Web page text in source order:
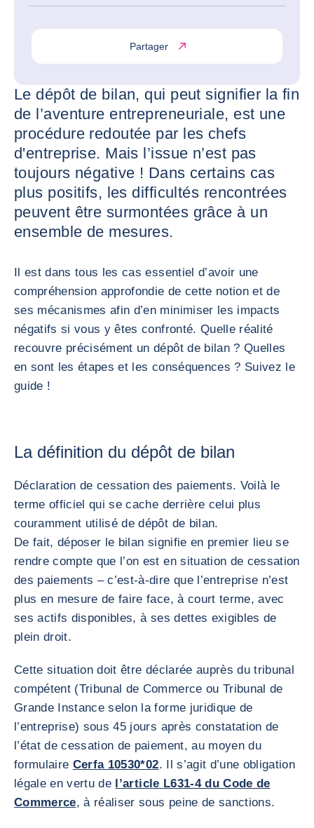
Partager
Le dépôt de bilan, qui peut signifier la fin
de l’aventure entrepreneuriale, est une
procédure redoutée par les chefs
d'entreprise. Mais l’issue n’est pas
toujours négative ! Dans certains cas
plus positifs, les difficultés rencontrées
peuvent être surmontées grâce à un
ensemble de mesures.
Il est dans tous les cas essentiel d’avoir une
compréhension approfondie de cette notion et de
ses mécanismes afin d’en minimiser les impacts
négatifs si vous y êtes confronté. Quelle réalité
recouvre précisément un dépôt de bilan ? Quelles
en sont les étapes et les conséquences ? Suivez le
guide !
La définition du dépôt de bilan
Déclaration de cessation des paiements. Voilà le
terme officiel qui se cache derrière celui plus
couramment utilisé de dépôt de bilan.
De fait, déposer le bilan signifie en premier lieu se
rendre compte que l’on est en situation de cessation
des paiements – c’est-à-dire que l’entreprise n’est
plus en mesure de faire face, à court terme, avec
ses actifs disponibles, à ses dettes exigibles de
plein droit.
Cette situation doit être déclarée auprès du tribunal
compétent (Tribunal de Commerce ou Tribunal de
Grande Instance selon la forme juridique de
l’entreprise) sous 45 jours après constatation de
l’état de cessation de paiement, au moyen du
formulaire Cerfa 10530*02. Il s’agit d’une obligation
légale en vertu de l’article L631-4 du Code de
Commerce, à réaliser sous peine de sanctions.